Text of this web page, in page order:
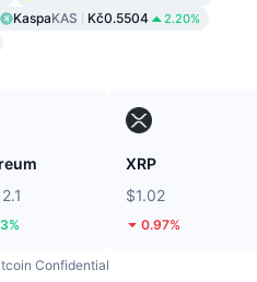
KaspaKAS Kč0.5504 2.20%
XRP
$1.02
0.97%
Confidential